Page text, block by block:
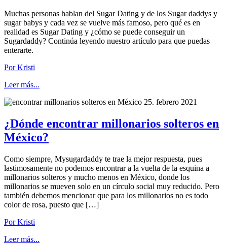
Muchas personas hablan del Sugar Dating y de los Sugar daddys y
sugar babys y cada vez se vuelve más famoso, pero qué es en
realidad es Sugar Dating y ¿cómo se puede conseguir un
Sugardaddy? Continúa leyendo nuestro artículo para que puedas
enterarte.
Por Kristi
Leer más...
25. febrero 2021
¿Dónde encontrar millonarios solteros en
México?
Como siempre, Mysugardaddy te trae la mejor respuesta, pues
lastimosamente no podemos encontrar a la vuelta de la esquina a
millonarios solteros y mucho menos en México, donde los
millonarios se mueven solo en un círculo social muy reducido. Pero
también debemos mencionar que para los millonarios no es todo
color de rosa, puesto que […]
Por Kristi
Leer más...